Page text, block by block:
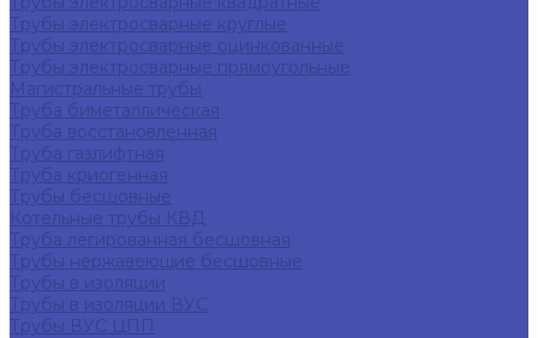
Трубы электросварные круглые
Трубы электросварные оцинкованные
Трубы электросварные прямоугольные
Магистральные трубы
Труба биметаллическая
Труба восстановленная
Труба газлифтная
Труба криогенная
Трубы бесшовные
Котельные трубы КВД
Труба легированная бесшовная
Трубы нержавеющие бесшовные
Трубы в изоляции
Трубы в изоляции ВУС
Трубы ВУС ЦПП